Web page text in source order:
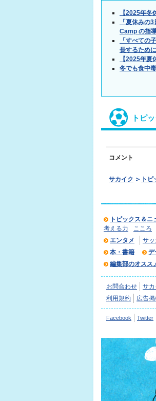
【2025年
「夏休みの
Camp の指
「すべての
長するため
【2025年
冬でも食中
トピ
コメント
サカイク ト
トピックス＆ニ
考える力
こころ
エンタメ
サ
本・書籍
デ
編集部のオスス
お問合わせ サ
利用規約
広告
Facebook Twitter